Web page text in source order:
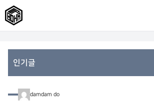
인기글
damdam do